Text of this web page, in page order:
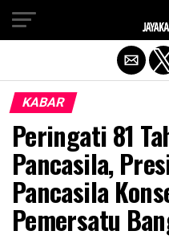
KABAR
Peringati 81
Pancasila,
Pancasila
Pemersatu
Exit